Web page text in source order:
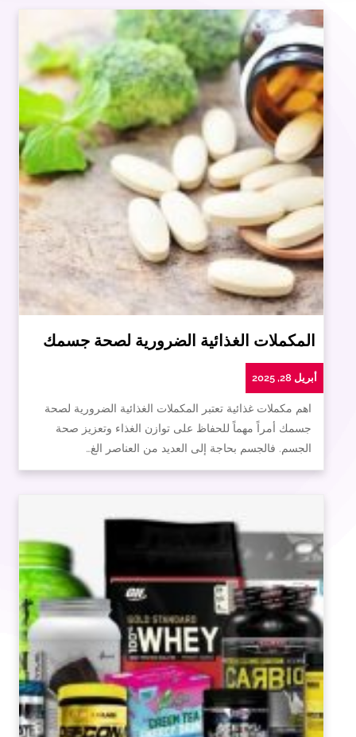
المكملات الغذائية الضرورية لصحة جسمك
أبريل 28, 2025
اهم مكملات غذائية تعتبر المكملات الغذائية الضرورية لصحة
جسمك أمراً مهماً للحفاظ على توازن الغذاء وتعزيز صحة
الجسم. فالجسم بحاجة إلى العديد من العناصر الغ…